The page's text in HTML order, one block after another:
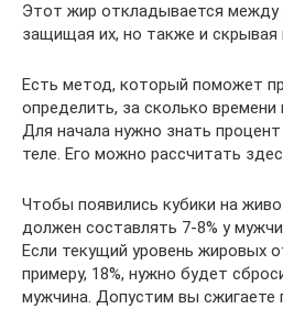
Этот жир откладывается
защищая их, но также и скрывая
Есть метод, который поможет
определить, за сколько
Для начала нужно знать
теле. Его можно рассчитать
Чтобы появились кубики на
должен составлять 7-8% у
Если текущий уровень жировых
примеру, 18%, нужно будет
мужчина. Допустим вы сжигаете